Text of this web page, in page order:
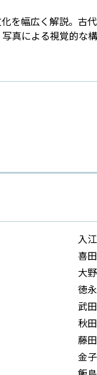
を幅広く解説。古
真による視覚的な
入
喜
大
徳
武
秋
藤
金